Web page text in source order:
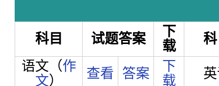
科目 试题答案
下
载
语文（作
文） 查看 答案
下
载